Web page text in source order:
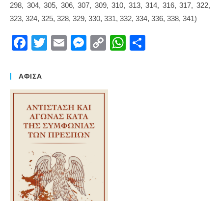
298, 304, 305, 306, 307, 309, 310, 313, 314, 316, 317, 322,
323, 324, 325, 328, 329, 330, 331, 332, 334, 336, 338, 341)
F
c
e
b
o
o
k
T
er
E
M
e
n
g
er
C
y
W
ΑΦΙΣΑ